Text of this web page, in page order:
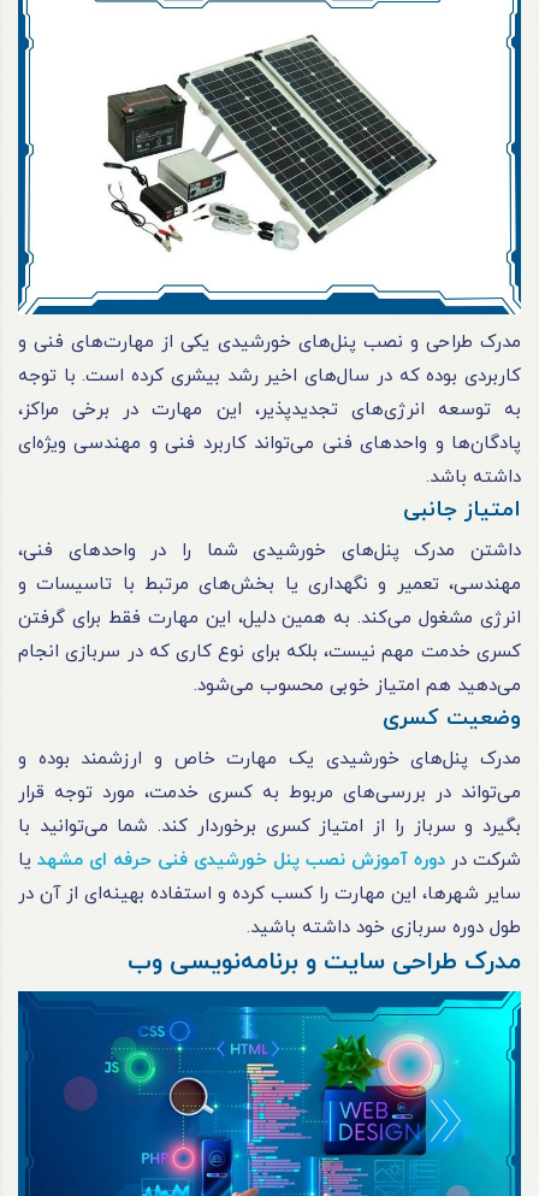
مدرک طراحی و نصب پنل‌های خورشیدی یکی از مهارت‌های فنی و
کاربردی بوده که در سال‌های اخیر رشد بیشری کرده است. با توجه
به توسعه انرژی‌های تجدیدپذیر، این مهارت در برخی مراکز،
پادگان‌ها و واحدهای فنی می‌تواند کاربرد فنی و مهندسی ویژه‌ای
داشته باشد.
امتیاز جانبی
داشتن مدرک پنل‌های خورشیدی شما را در واحدهای فنی،
مهندسی، تعمیر و نگهداری یا بخش‌های مرتبط با تاسیسات و
انرژی مشغول می‌کند. به همین دلیل، این مهارت فقط برای گرفتن
کسری خدمت مهم نیست، بلکه برای نوع کاری که در سربازی انجام
می‌دهید هم امتیاز خوبی محسوب می‌شود.
وضعیت کسری
مدرک پنل‌های خورشیدی یک مهارت خاص و ارزشمند بوده و
می‌تواند در بررسی‌های مربوط به کسری خدمت، مورد توجه قرار
بگیرد و سرباز را از امتیاز کسری برخوردار کند. شما می‌توانید با
شرکت در دوره آموزش نصب پنل خورشیدی فنی حرفه ای مشهد یا
سایر شهرها، این مهارت را کسب کرده و استفاده بهینه‌ای از آن در
طول دوره سربازی خود داشته باشید.
مدرک طراحی سایت و برنامه‌نویسی وب